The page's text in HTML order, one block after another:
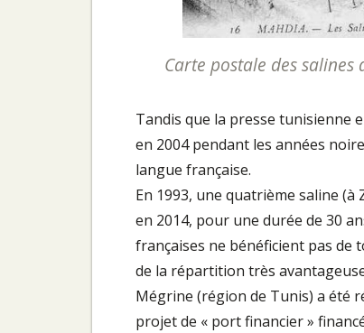
Carte postale des salines
Tandis que la presse tunisienne
en 2004 pendant les années
langue française.
En 1993, une quatrième saline (à
en 2014, pour une durée de 30
françaises ne bénéficient pas de
de la répartition très
Mégrine (région de Tunis) a été
projet de « port financier »